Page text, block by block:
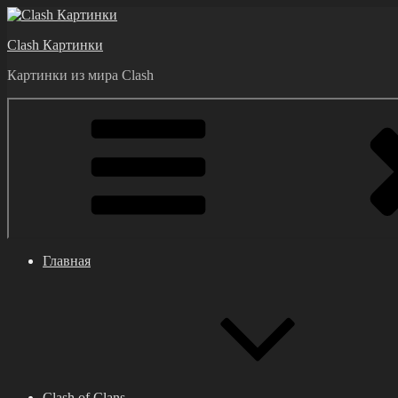
Перейти
содержимому
Clash Картинки
Картинки из мира Clash
Главная